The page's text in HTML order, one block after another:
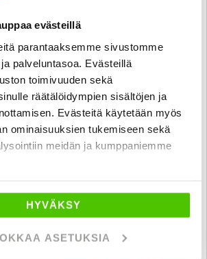
evästeillä
parantaaksemme sivustomme
palveluntasoa. Evästeillä
toimivuuden sekä
räätälöidympien sisältöjen ja
Evästeitä käytetään myös
ominaisuuksien tukemiseen sekä
meidän ja kumppaniemme
HYVÄKSY
ASETUKSIA
KORKO 2,99% + KULUT - 2026 UUTUUS
ALDE